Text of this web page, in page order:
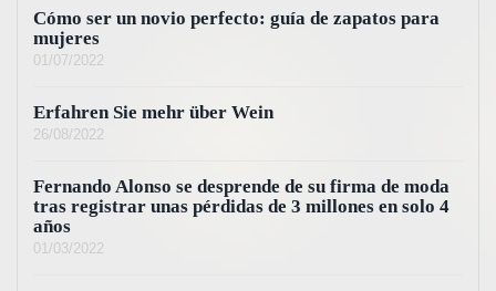
Cómo ser un novio perfecto: guía de zapatos para
mujeres
01/07/2022
Erfahren Sie mehr über Wein
26/08/2022
Fernando Alonso se desprende de su firma de moda
tras registrar unas pérdidas de 3 millones en solo 4
años
01/03/2022